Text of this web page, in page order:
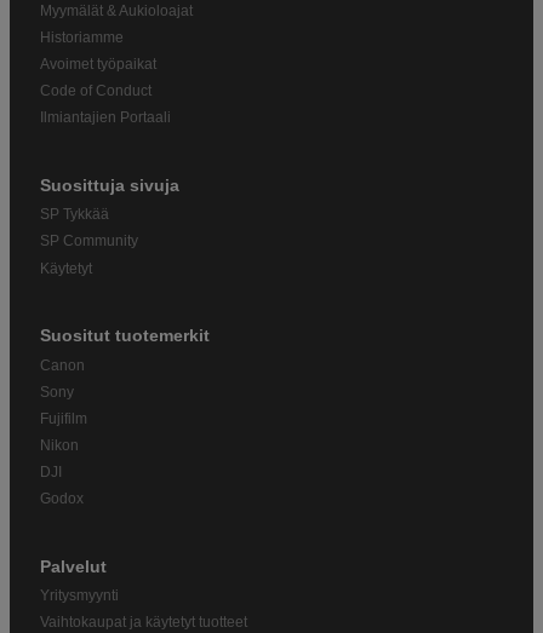
Myymälät & Aukioloajat
Historiamme
Avoimet työpaikat
Code of Conduct
Ilmiantajien Portaali
Suosittuja sivuja
SP Tykkää
SP Community
Käytetyt
Suositut tuotemerkit
Canon
Sony
Fujifilm
Nikon
DJI
Godox
Palvelut
Yritysmyynti
Vaihtokaupat ja käytetyt tuotteet